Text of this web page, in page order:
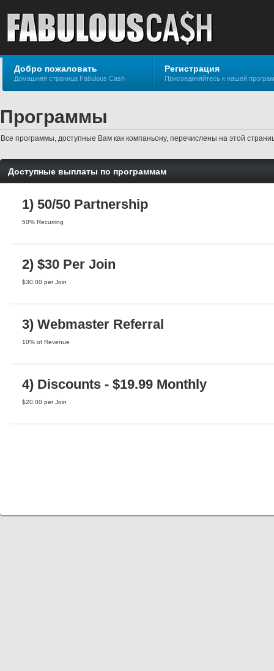
Добро пожаловать
Домашняя страница Fabulous Cash
Регистрация
Присоединяйтесь к нашей
Программы
Все программы, доступные Вам как компаньону, перечислены на этой
Доступные выплаты по программам
1) 50/50 Partnership
50% Recurring
2) $30 Per Join
$30.00 per Join
3) Webmaster Referral
10% of Revenue
4) Discounts - $19.99 Monthly
$20.00 per Join